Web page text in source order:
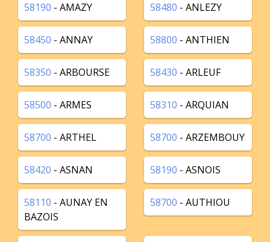
58190 - AMAZY 58480 - ANLEZY
58450 - ANNAY 58800 - ANTHIEN
58350 - ARBOURSE 58430 - ARLEUF
58500 - ARMES 58310 - ARQUIAN
58700 - ARTHEL 58700 - ARZEMBOUY
58420 - ASNAN 58190 - ASNOIS
58110 - AUNAY EN
BAZOIS
58700 - AUTHIOU